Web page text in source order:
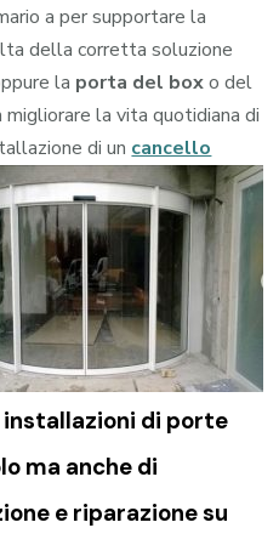
a per supportare la
della corretta soluzione
la porta del boxo del
migliorare la vita quotidiana di
di un cancello
di porte
ma anche di
e riparazione su